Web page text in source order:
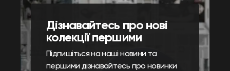
Дізнавайтесь про нові
колекції першими
Підпишіться на наші новини та
першими дізнавайтесь про новинки